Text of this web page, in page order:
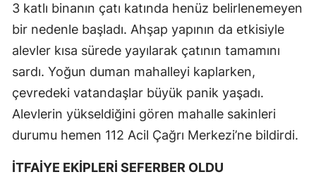
3 katlı binanın çatı katında henüz belirlenemeyen
bir nedenle başladı. Ahşap yapının da etkisiyle
alevler kısa sürede yayılarak çatının tamamını
sardı. Yoğun duman mahalleyi kaplarken,
çevredeki vatandaşlar büyük panik yaşadı.
Alevlerin yükseldiğini gören mahalle sakinleri
durumu hemen 112 Acil Çağrı Merkezi’ne bildirdi.
İTFAİYE EKİPLERİ SEFERBER OLDU